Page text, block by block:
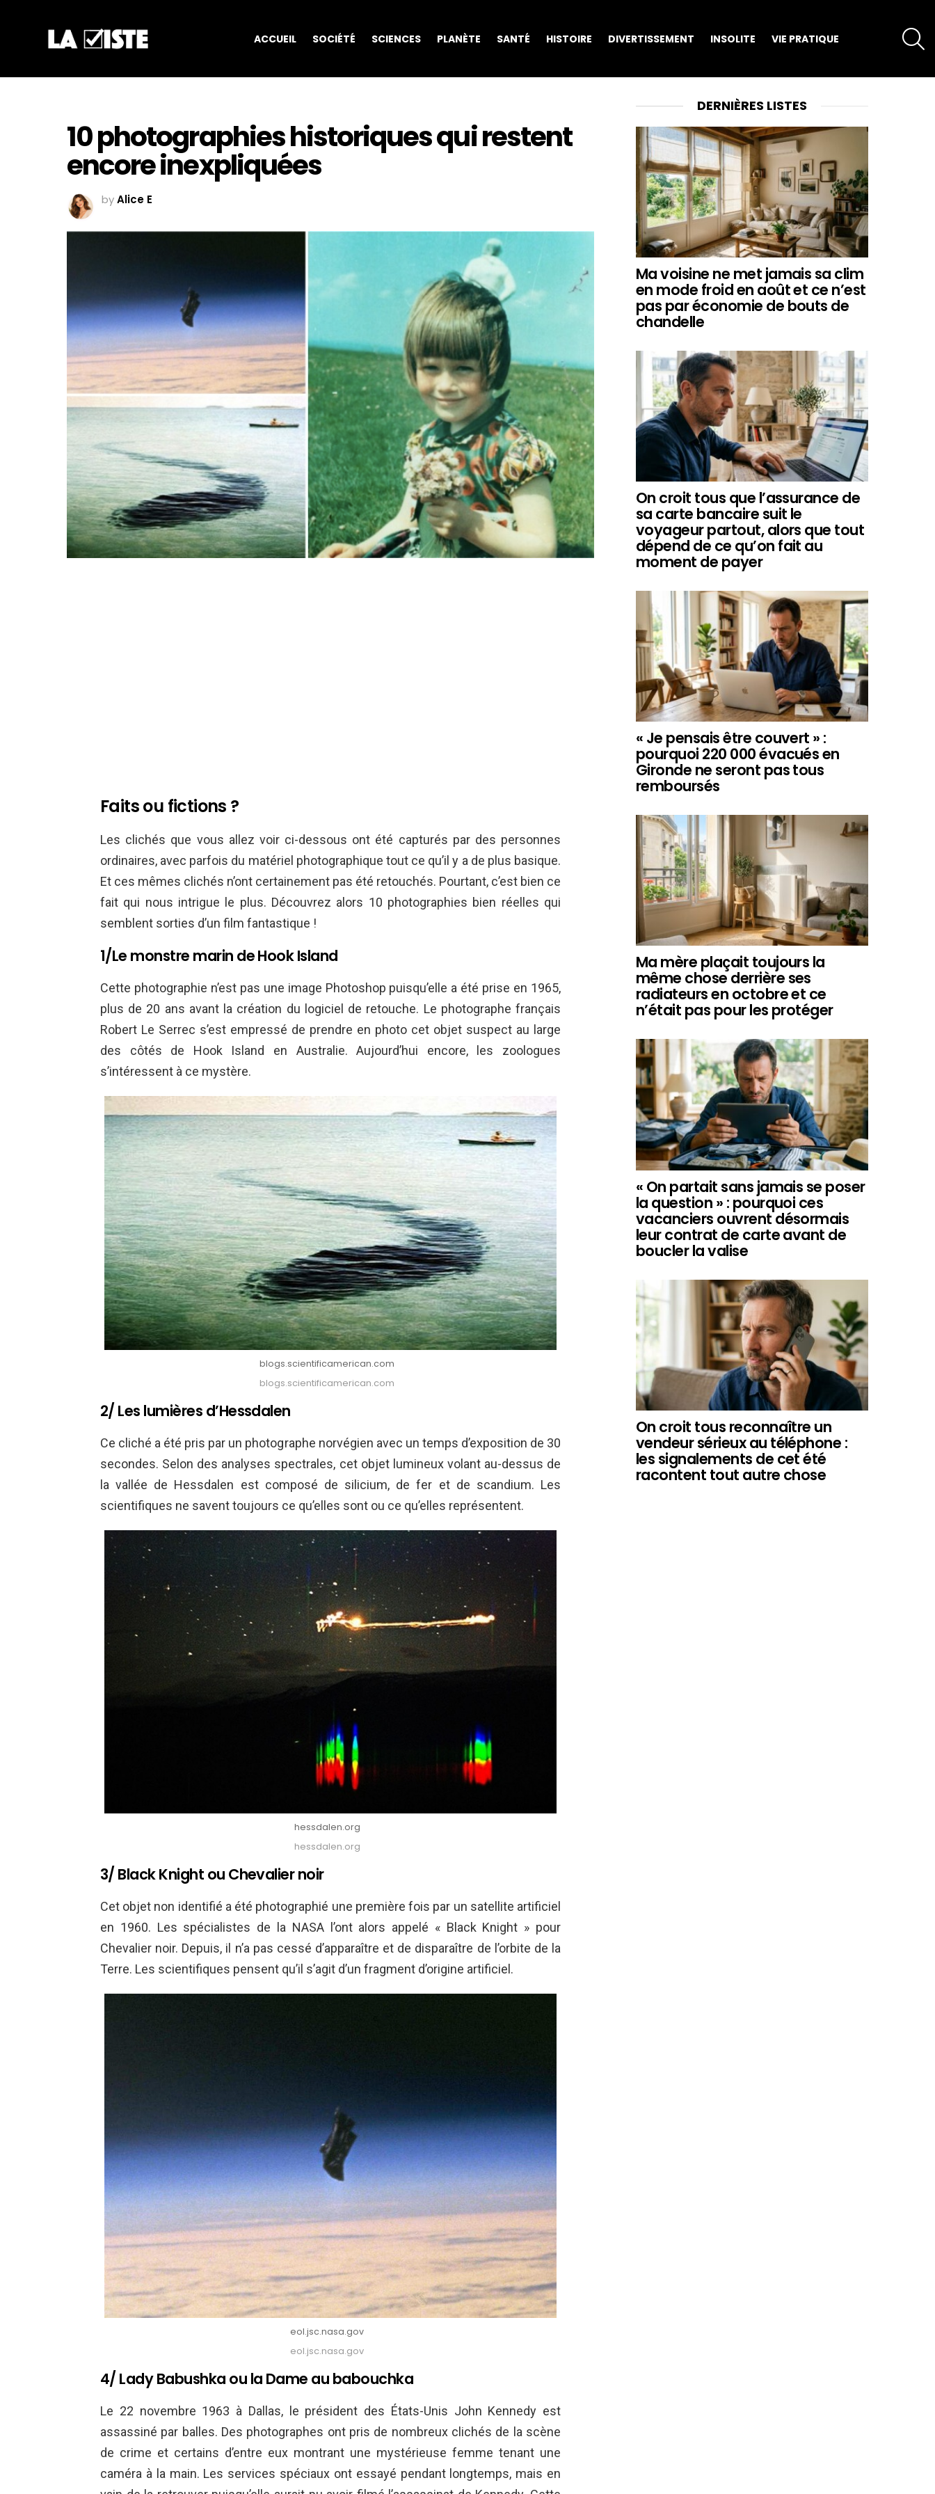
ACCUEIL SOCIÉTÉ SCIENCES PLANÈTE SANTÉ HISTOIRE DIVERTISSEMENT INSOLITE VIE PRATIQUE
10 photographies historiques qui restent
encore inexpliquées
byAlice E
Faits ou fictions ?
Les clichés que vous allez voir ci-dessous ont été capturés par des personnes
ordinaires, avec parfois du matériel photographique tout ce qu’il y a de plus basique.
Et ces mêmes clichés n’ont certainement pas été retouchés. Pourtant, c’est bien ce
fait qui nous intrigue le plus. Découvrez alors 10 photographies bien réelles qui
semblent sorties d’un film fantastique !
1/Le monstre marin de Hook Island
Cette photographie n’est pas une image Photoshop puisqu’elle a été prise en 1965,
plus de 20 ans avant la création du logiciel de retouche. Le photographe français
Robert Le Serrec s’est empressé de prendre en photo cet objet suspect au large
des côtés de Hook Island en Australie. Aujourd’hui encore, les zoologues
s’intéressent à ce mystère.
blogs.scientificamerican.com
blogs.scientificamerican.com
2/ Les lumières d’Hessdalen
Ce cliché a été pris par un photographe norvégien avec un temps d’exposition de 30
secondes. Selon des analyses spectrales, cet objet lumineux volant au-dessus de
la vallée de Hessdalen est composé de silicium, de fer et de scandium. Les
scientifiques ne savent toujours ce qu’elles sont ou ce qu’elles représentent.
hessdalen.org
hessdalen.org
3/ Black Knight ou Chevalier noir
Cet objet non identifié a été photographié une première fois par un satellite artificiel
en 1960. Les spécialistes de la NASA l’ont alors appelé « Black Knight » pour
Chevalier noir. Depuis, il n’a pas cessé d’apparaître et de disparaître de l’orbite de la
Terre. Les scientifiques pensent qu’il s’agit d’un fragment d’origine artificiel.
eol.jsc.nasa.gov
eol.jsc.nasa.gov
4/ Lady Babushka ou la Dame au babouchka
Le 22 novembre 1963 à Dallas, le président des États-Unis John Kennedy est
assassiné par balles. Des photographes ont pris de nombreux clichés de la scène
de crime et certains d’entre eux montrant une mystérieuse femme tenant une
caméra à la main. Les services spéciaux ont essayé pendant longtemps, mais en
DERNIÈRES LISTES
Ma voisine ne met jamais sa clim
en mode froid en août et ce n’est
pas par économie de bouts de
chandelle
On croit tous que l’assurance de
sa carte bancaire suit le
voyageur partout, alors que tout
dépend de ce qu’on fait au
moment de payer
« Je pensais être couvert » :
pourquoi 220 000 évacués en
Gironde ne seront pas tous
remboursés
Ma mère plaçait toujours la
même chose derrière ses
radiateurs en octobre et ce
n’était pas pour les protéger
« On partait sans jamais se poser
la question » : pourquoi ces
vacanciers ouvrent désormais
leur contrat de carte avant de
boucler la valise
On croit tous reconnaître un
vendeur sérieux au téléphone :
les signalements de cet été
racontent tout autre chose